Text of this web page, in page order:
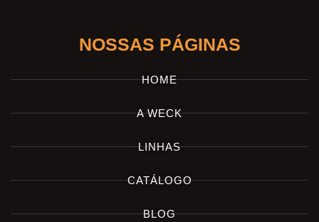
NOSSAS PÁGINAS
HOME
A WECK
LINHAS
CATÁLOGO
BLOG